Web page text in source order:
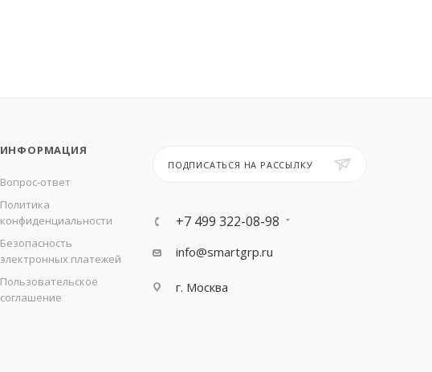
ИНФОРМАЦИЯ
Вопрос-ответ
Политика
конфиденциальности
Безопасность
электронных платежей
Пользовательское
соглашение
ПОДПИСАТЬСЯ НА РАССЫЛКУ
+7 499 322-08-98
info@smartgrp.ru
г. Москва